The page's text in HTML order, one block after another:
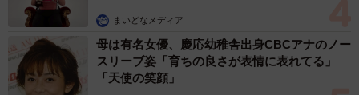
まいどなメディア
母は有名女優、慶応幼稚舎出身CBCアナのノー
スリーブ姿「育ちの良さが表情に表れてる」
「天使の笑顔」